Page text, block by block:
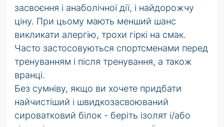
засвоєння і анаболічної дії, і найдорожчу
ціну. При цьому мають менший шанс
викликати алергію, трохи гіркі на смак.
Часто застосовуються спортсменами перед
тренуванням і після тренування, а також
вранці.
Без сумніву, якщо ви хочете придбати
найчистіший і швидкозасвоюваний
сироватковий білок - беріть ізолят і/або